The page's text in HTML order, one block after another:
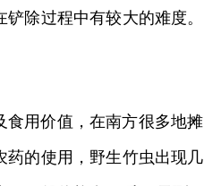
除过程中有较大的难度。
食用价值，在南方很多地摊
药的使用，野生竹虫出现几